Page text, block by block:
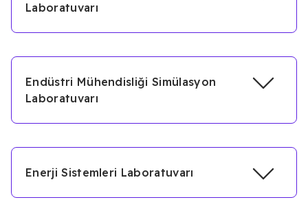
Laboratuvarı
Endüstri Mühendisliği Simülasyon
Laboratuvarı
Enerji Sistemleri Laboratuvarı